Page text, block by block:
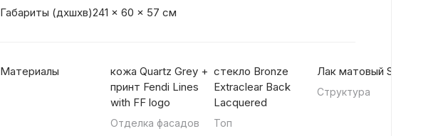
Габариты (дхшхв)241 x 60 x 57 см
Материалы
кожа Quartz Grey +
принт Fendi Lines
with FF logo
Отделка фасадов
стекло Bronze
Extraclear Back
Lacquered
Топ
Лак матовый Stone
Структура